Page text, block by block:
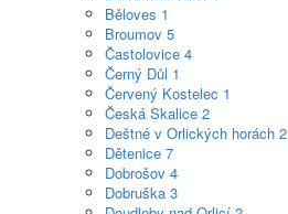
Běloves 1
Broumov 5
Častolovice 4
Černý Důl 1
Červený Kostelec 1
Česká Skalice 2
Deštné v Orlických horách 2
Dětenice 7
Dobrošov 4
Dobruška 3